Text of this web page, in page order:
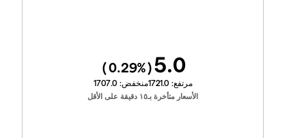
5.0
(
0.29%)
مرتفع: 1721.0منخفض: 1707.0
الأسعار متأخرة بـ١٥ دقيقة على الأقل